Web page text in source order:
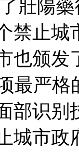
壯陽
禁止
也颁
最严
部识别
城市